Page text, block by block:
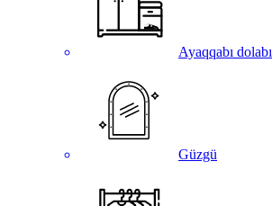
Ayaqqabı dolabı
Güzgü